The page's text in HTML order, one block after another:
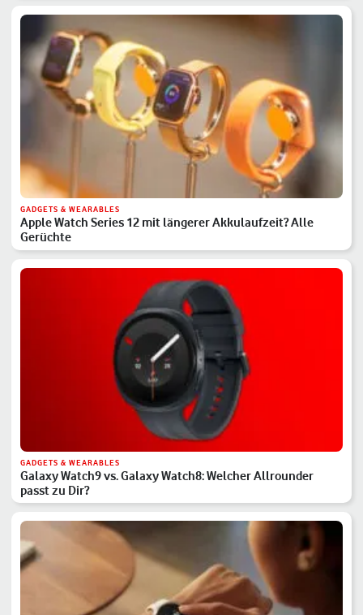
GADGETS & WEARABLES
Apple Watch Series 12 mit längerer Akkulaufzeit? Alle
Gerüchte
GADGETS & WEARABLES
Galaxy Watch9 vs. Galaxy Watch8: Welcher Allrounder
passt zu Dir?